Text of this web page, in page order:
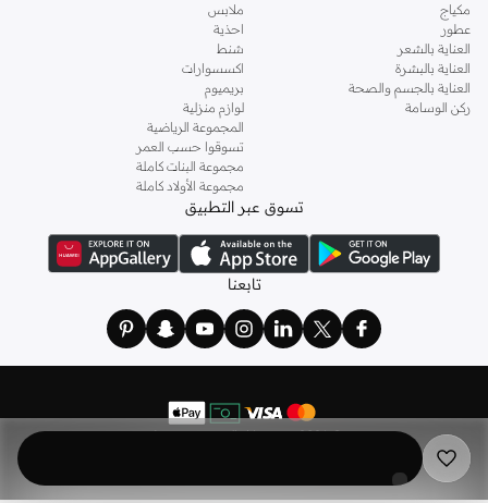
مكياج
عطور
العناية بالشعر
العناية بالبشرة
العناية بالجسم والصحة
ركن الوسامة
ملابس
احذية
شنط
اكسسوارات
بريميوم
لوازم منزلية
المجموعة الرياضية
تسوقوا حسب العمر
مجموعة البنات كاملة
مجموعة الأولاد كاملة
تسوق عبر التطبيق
تابعنا
© 2026 نمشي. كل الحقوق محفوظة